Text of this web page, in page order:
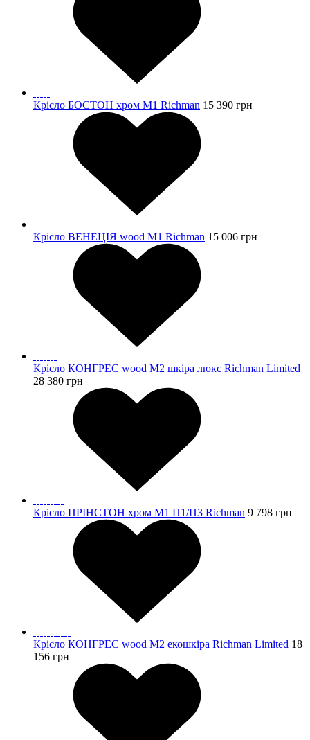
Крісло БОСТОН хром М1 Richman 15 390 грн
Крісло ВЕНЕЦІЯ wood М1 Richman 15 006 грн
Крісло КОНГРЕС wood М2 шкіра люкс Richman Limited
28 380 грн
Крісло ПРІНСТОН хром М1 П1/П3 Richman 9 798 грн
Крісло КОНГРЕС wood М2 екошкіра Richman Limited 18
156 грн